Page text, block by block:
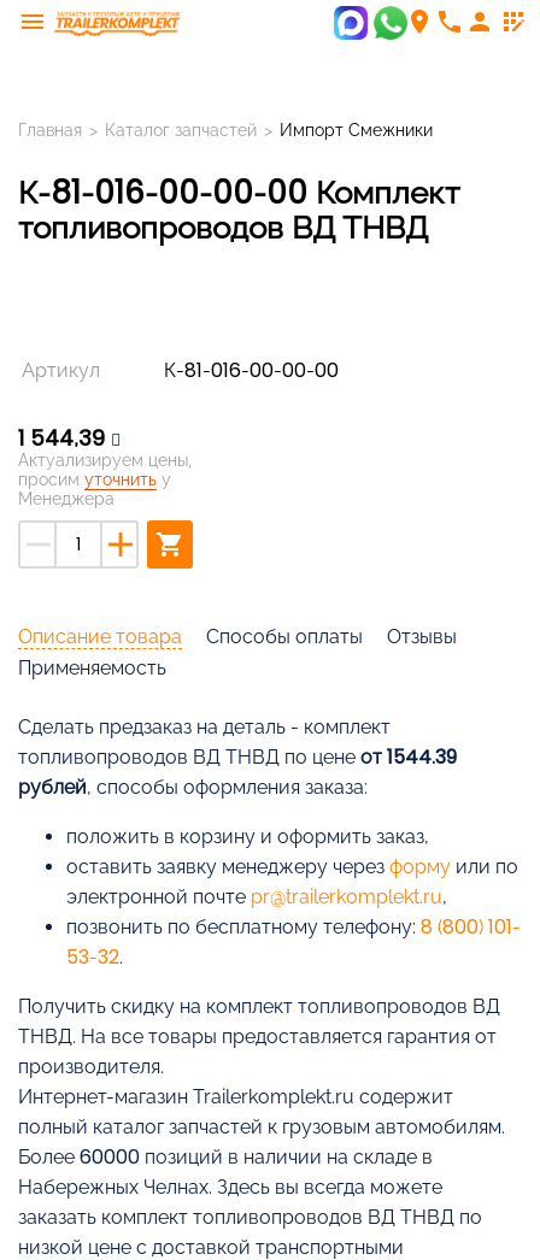
menu room phone person app_registration
Главная > Каталог запчастей > Импорт Смежники
К-81-016-00-00-00 Комплект
топливопроводов ВД ТНВД
Артикул К-81-016-00-00-00
1 544,39
Актуализируем цены,
просим уточнить у
Менеджера
remove add shopping_cart
Описание товара Способы оплаты
Отзывы
Применяемость
Cделать предзаказ на деталь - комплект
топливопроводов ВД ТНВД по цене от 1544.39
рублей, способы оформления заказа:
положить в корзину и оформить заказ,
оставить заявку менеджеру через форму или по
электронной почте pr@trailerkomplekt.ru,
позвонить по бесплатному телефону: 8 (800) 101-
53-32.
Получить скидку на комплект топливопроводов ВД
ТНВД. На все товары предоставляется гарантия от
производителя.
Интернет-магазин Trailerkomplekt.ru содержит
полный каталог запчастей к грузовым автомобилям.
Более 60000 позиций в наличии на складе в
Набережных Челнах. Здесь вы всегда можете
заказать комплект топливопроводов ВД ТНВД по
низкой цене с доставкой транспортными